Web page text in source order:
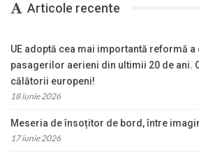
Articole recente
UE adoptă cea mai importantă reformă
pasagerilor aerieni din ultimii 20 de ani.
călătorii europeni!
18 iunie 2026
Meseria de însoțitor de bord, între
17 iunie 2026